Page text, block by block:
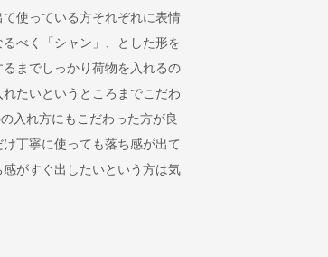
使っている方それぞれに表情
べく「シャン」、とした形を
までしっかり荷物を入れるの
たいというところまでこだわ
入れ方にもこだわった方が良
丁寧に使っても落ち感が出て
がすぐ出したいという方は気